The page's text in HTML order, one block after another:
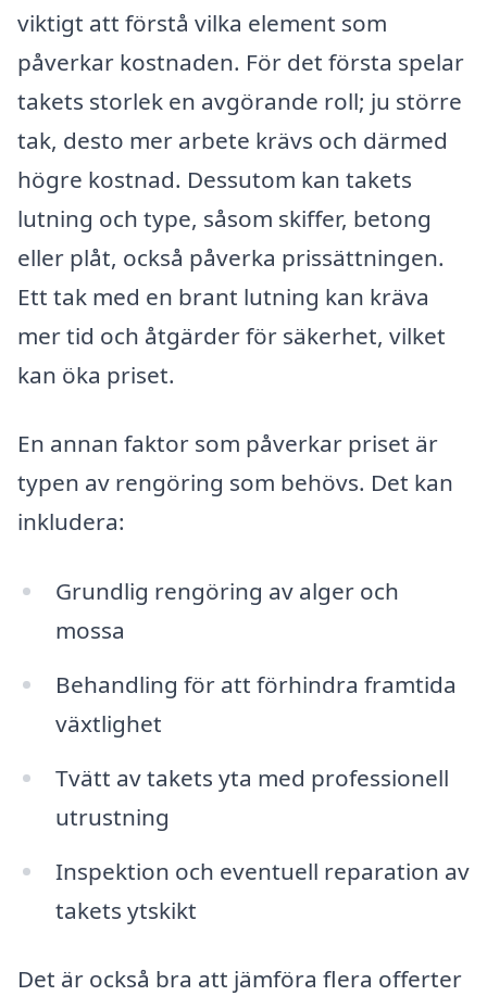
viktigt att förstå vilka element som
påverkar kostnaden. För det första spelar
takets storlek en avgörande roll; ju större
tak, desto mer arbete krävs och därmed
högre kostnad. Dessutom kan takets
lutning och type, såsom skiffer, betong
eller plåt, också påverka prissättningen.
Ett tak med en brant lutning kan kräva
mer tid och åtgärder för säkerhet, vilket
kan öka priset.
En annan faktor som påverkar priset är
typen av rengöring som behövs. Det kan
inkludera:
Grundlig rengöring av alger och
mossa
Behandling för att förhindra framtida
växtlighet
Tvätt av takets yta med professionell
utrustning
Inspektion och eventuell reparation av
takets ytskikt
Det är också bra att jämföra flera offerter